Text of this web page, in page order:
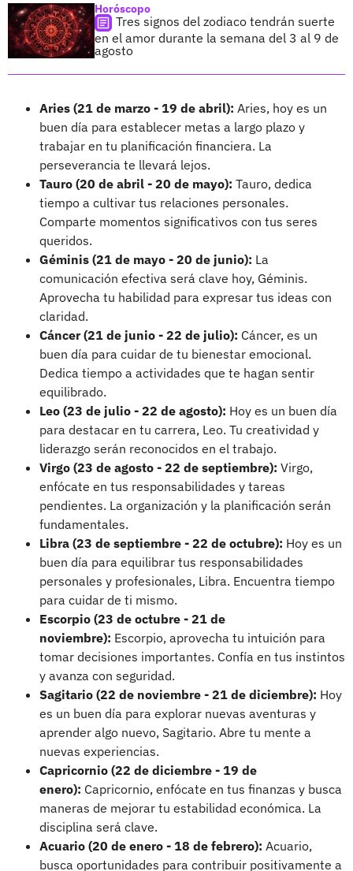
Horóscopo
Tres signos del zodiaco tendrán suerte
en el amor durante la semana del 3 al 9 de
agosto
Aries (21 de marzo - 19 de abril): Aries, hoy es un
buen día para establecer metas a largo plazo y
trabajar en tu planificación financiera. La
perseverancia te llevará lejos.
Tauro (20 de abril - 20 de mayo): Tauro, dedica
tiempo a cultivar tus relaciones personales.
Comparte momentos significativos con tus seres
queridos.
Géminis (21 de mayo - 20 de junio): La
comunicación efectiva será clave hoy, Géminis.
Aprovecha tu habilidad para expresar tus ideas con
claridad.
Cáncer (21 de junio - 22 de julio): Cáncer, es un
buen día para cuidar de tu bienestar emocional.
Dedica tiempo a actividades que te hagan sentir
equilibrado.
Leo (23 de julio - 22 de agosto): Hoy es un buen día
para destacar en tu carrera, Leo. Tu creatividad y
liderazgo serán reconocidos en el trabajo.
Virgo (23 de agosto - 22 de septiembre): Virgo,
enfócate en tus responsabilidades y tareas
pendientes. La organización y la planificación serán
fundamentales.
Libra (23 de septiembre - 22 de octubre): Hoy es un
buen día para equilibrar tus responsabilidades
personales y profesionales, Libra. Encuentra tiempo
para cuidar de ti mismo.
Escorpio (23 de octubre - 21 de
noviembre): Escorpio, aprovecha tu intuición para
tomar decisiones importantes. Confía en tus instintos
y avanza con seguridad.
Sagitario (22 de noviembre - 21 de diciembre): Hoy
es un buen día para explorar nuevas aventuras y
aprender algo nuevo, Sagitario. Abre tu mente a
nuevas experiencias.
Capricornio (22 de diciembre - 19 de
enero): Capricornio, enfócate en tus finanzas y busca
maneras de mejorar tu estabilidad económica. La
disciplina será clave.
Acuario (20 de enero - 18 de febrero): Acuario,
busca oportunidades para contribuir positivamente a